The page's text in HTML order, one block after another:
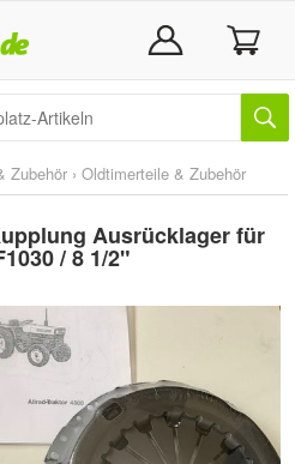
Zubehör › Oldtimerteile & Zubehör
Ausrücklager für
/ 8 1/2"